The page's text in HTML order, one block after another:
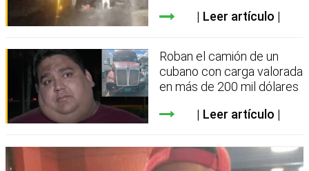
Leer artículo
Roban el camión de un
cubano con carga valorada
en más de 200 mil dólares
Leer artículo